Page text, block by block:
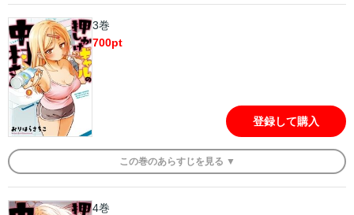
3巻
700pt
登録して購入
この巻のあらすじを 見る ▼
4巻